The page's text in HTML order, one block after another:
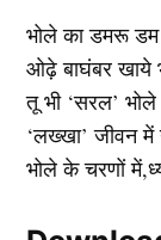
भोले का डमरू
ओढ़े बाघंबर खाये
तू भी ‘सरल’
‘लख्खा’ जीवन में
भोले के चरणों